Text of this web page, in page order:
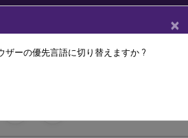
Citrix Provisioning 2402 LTSR
×
ザーの優先言語に切り替えますか ?